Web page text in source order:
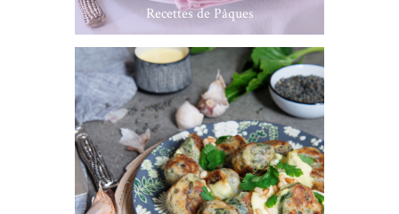
Recettes de Pâques